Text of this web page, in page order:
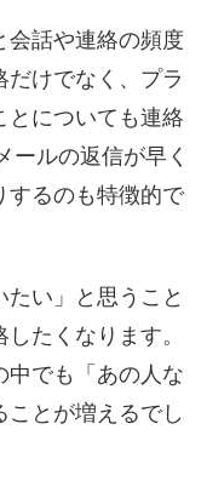
会話や連絡の頻度
けでなく、プラ
とについても連絡
ールの返信が早く
するのも特徴的で
たい」と思うこと
たくなります。
中でも「あの人な
ことが増えるでし